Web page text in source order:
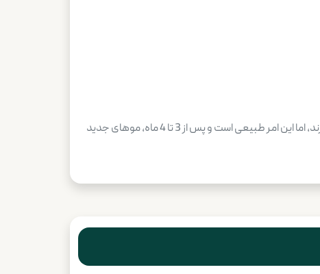
پس از انجام مراحل فوق، ناحیه کاشت به مدت چند روز نیاز به مراقبت ویژه دارد. موهای کاشته شده معمولا پس از 2 تا 3 هفته می‌ریزند، اما این امر طبیعی است و پس از 3 تا 4 ماه، موهای جدید